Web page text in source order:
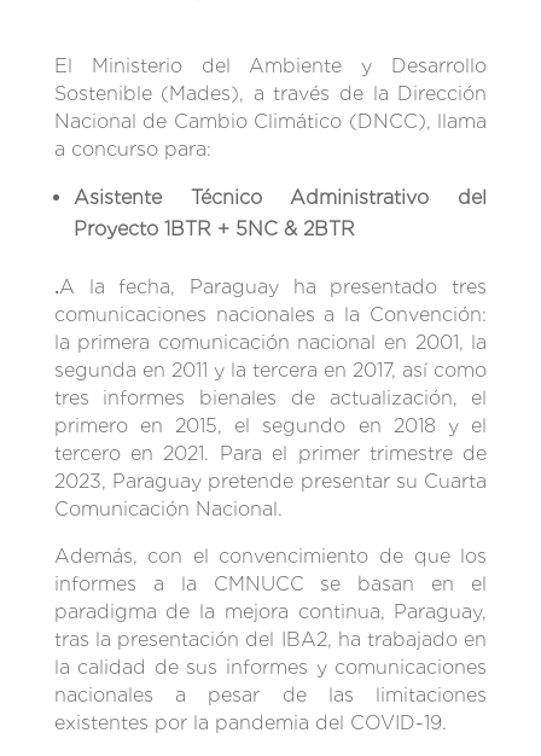
El Ministerio del Ambiente y Desarrollo
Sostenible (Mades), a través de la Dirección
Nacional de Cambio Climático (DNCC), llama
a concurso para:
Asistente Técnico Administrativo del
Proyecto 1BTR + 5NC & 2BTR
.A la fecha, Paraguay ha presentado tres
comunicaciones nacionales a la Convención:
la primera comunicación nacional en 2001, la
segunda en 2011 y la tercera en 2017, así como
tres informes bienales de actualización, el
primero en 2015, el segundo en 2018 y el
tercero en 2021. Para el primer trimestre de
2023, Paraguay pretende presentar su Cuarta
Comunicación Nacional.
Además, con el convencimiento de que los
informes a la CMNUCC se basan en el
paradigma de la mejora continua, Paraguay,
tras la presentación del IBA2, ha trabajado en
la calidad de sus informes y comunicaciones
nacionales a pesar de las limitaciones
existentes por la pandemia del COVID-19.